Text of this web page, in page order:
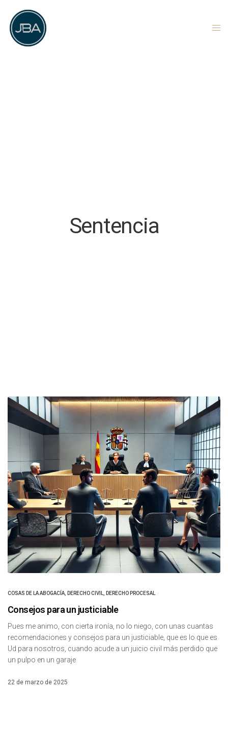
Sentencia
COSAS DE LA ABOGACÍA DERECHO CIVIL DERECHO PROCESAL
Consejos para un justiciable
Pues me animo, con cierta ironía, no lo niego, con unas cuantas
recomendaciones y consejos para un justiciable, que es lo que es
Ud para nosotros, cuando acude a un juicio civil más perdido que
un pulpo en un garaje
22 de marzo de 2025